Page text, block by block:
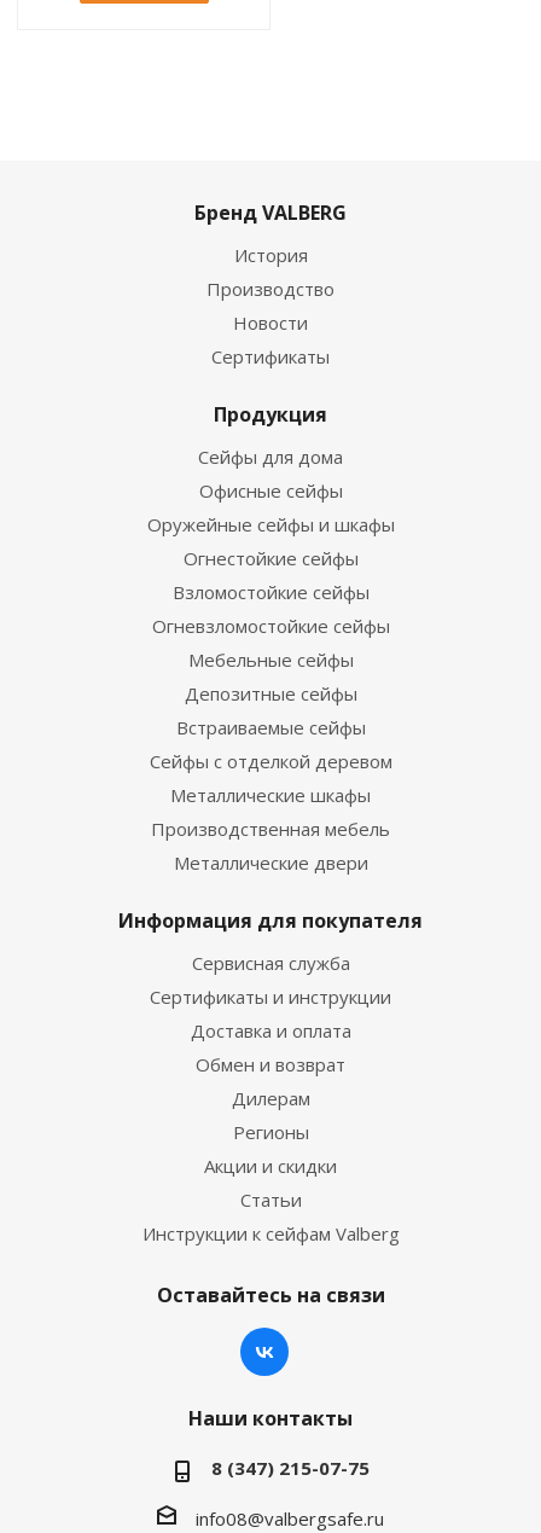
Бренд VALBERG
История
Производство
Новости
Сертификаты
Продукция
Сейфы для дома
Офисные сейфы
Оружейные сейфы и шкафы
Огнестойкие сейфы
Взломостойкие сейфы
Огневзломостойкие сейфы
Мебельные сейфы
Депозитные сейфы
Встраиваемые сейфы
Сейфы с отделкой деревом
Металлические шкафы
Производственная мебель
Металлические двери
Информация для покупателя
Сервисная служба
Сертификаты и инструкции
Доставка и оплата
Обмен и возврат
Дилерам
Регионы
Акции и скидки
Статьи
Инструкции к сейфам Valberg
Оставайтесь на связи
Наши контакты
8 (347) 215-07-75
info08@valbergsafe.ru